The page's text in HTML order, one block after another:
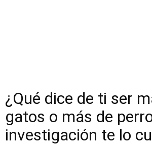
¿Qué dice de ti ser
gatos o más de
investigación te lo